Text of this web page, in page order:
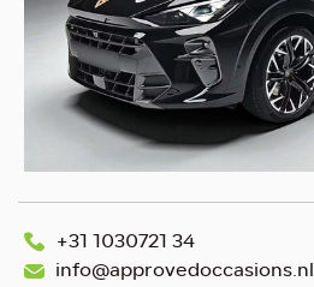
+31 1030721 34
info@approvedoccasions.nl